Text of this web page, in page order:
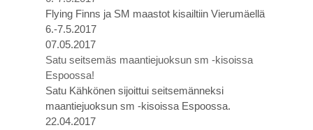
Flying Finns ja SM maastot kisailtiin Vierumäellä
6.-7.5.2017
07.05.2017
Satu seitsemäs maantiejuoksun sm -kisoissa
Espoossa!
Satu Kähkönen sijoittui seitsemänneksi
maantiejuoksun sm -kisoissa Espoossa.
22.04.2017